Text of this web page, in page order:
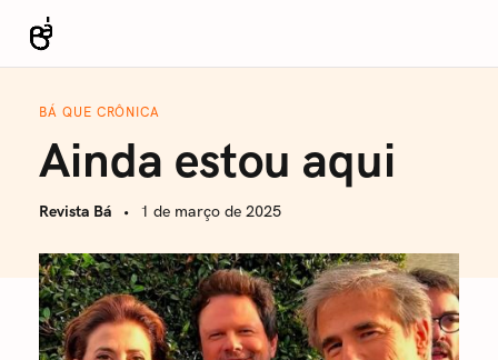
i
Revista Bá
BÁ QUE CRÔNICA
Ainda estou aqui
Revista Bá 1 de março de 2025